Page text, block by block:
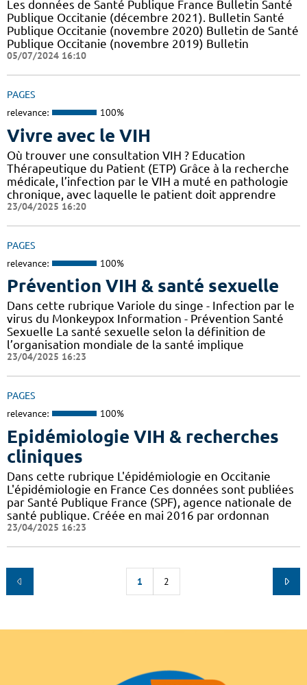
Les données de Santé Publique France Bulletin Santé
Publique Occitanie (décembre 2021). Bulletin Santé
Publique Occitanie (novembre 2020) Bulletin de Santé
Publique Occitanie (novembre 2019) Bulletin
05/07/2024 16:10
PAGES
relevance: 100%
Vivre avec le VIH
Où trouver une consultation VIH ? Education
Thérapeutique du Patient (ETP) Grâce à la recherche
médicale, l’infection par le VIH a muté en pathologie
chronique, avec laquelle le patient doit apprendre
23/04/2025 16:20
PAGES
relevance: 100%
Prévention VIH & santé sexuelle
Dans cette rubrique Variole du singe - Infection par le
virus du Monkeypox Information - Prévention Santé
Sexuelle La santé sexuelle selon la définition de
l’organisation mondiale de la santé implique
23/04/2025 16:23
PAGES
relevance: 100%
Epidémiologie VIH & recherches
cliniques
Dans cette rubrique L'épidémiologie en Occitanie
L'épidémiologie en France Ces données sont publiées
par Santé Publique France (SPF), agence nationale de
santé publique. Créée en mai 2016 par ordonnan
23/04/2025 16:23
1 2